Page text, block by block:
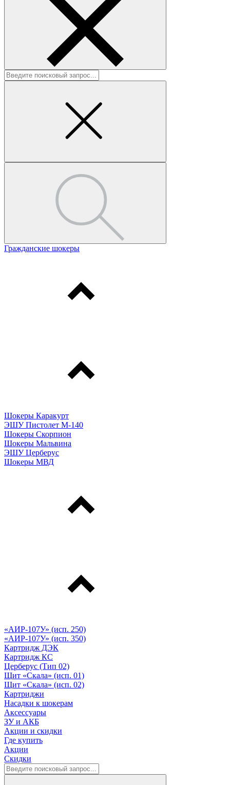
Гражданские шокеры
Шокеры Каракурт
ЭШУ Пистолет М-140
Шокеры Скорпион
Шокеры Мальвина
ЭШУ Церберус
Шокеры МВД
«АИР-107У» (исп. 250)
«АИР-107У» (исп. 350)
Картридж ДЭК
Картридж КС
Церберус (Тип 02)
Щит «Скала» (исп. 01)
Щит «Скала» (исп. 02)
Картриджи
Насадки к шокерам
Аксессуары
ЗУ и АКБ
Акции и скидки
Где купить
Акции
Скидки